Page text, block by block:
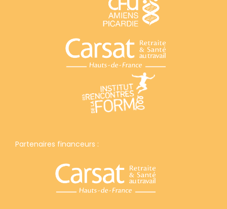
Partenaires financeurs :